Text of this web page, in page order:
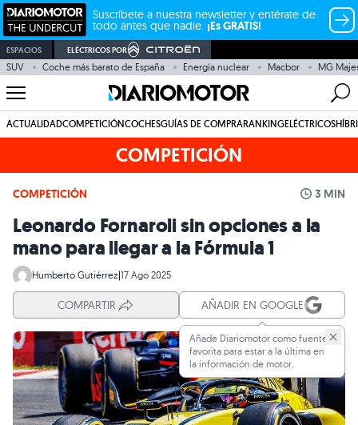
Suscríbete a nuestra newsletter y entérate de
todo antes que nadie. ¡Es GRATIS!
ESPACIOS ELÉCTRICOS POR
SUV Coche más barato de España Energía nuclear Macbor MG
ACTUALIDADCOMPETICIÓNCOCHESGUÍAS DE COMPRARANKINGELÉCTRICOS
COMPETICIÓN
COMPETICIÓN 3 MIN
Leonardo Fornaroli sin opciones a la
mano para llegar a la Fórmula 1
Humberto Gutiérrez|17 Ago 2025
COMPARTIR AÑADIR EN GOOGLE
Añade Diariomotor como fuente
favorita para estar a la última en
la información de motor.